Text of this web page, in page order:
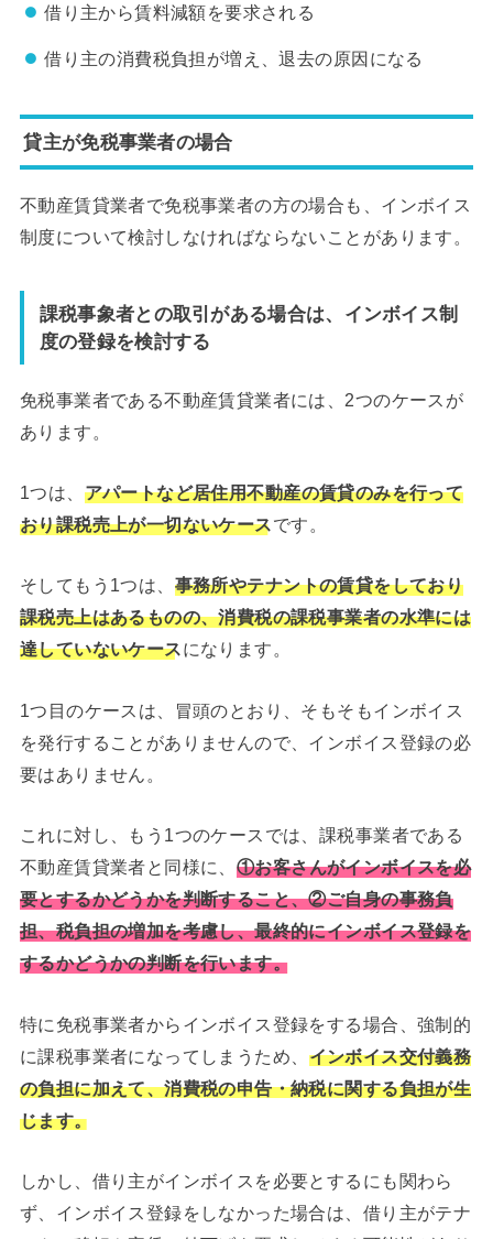
借り主から賃料減額を要求される
借り主の消費税負担が増え、退去の原因になる
貸主が免税事業者の場合
不動産賃貸業者で免税事業者の方の場合も、インボイス
制度について検討しなければならないことがあります。
課税事象者との取引がある場合は、インボイス制
度の登録を検討する
免税事業者である不動産賃貸業者には、2つのケースが
あります。
1つは、 アパートなど居住用不動産の賃貸のみを行って
おり課税売上が一切ないケースです。
そしてもう1つは、 事務所やテナントの賃貸をしており
課税売上はあるものの、消費税の課税事業者の水準には
達していないケースになります。
1つ目のケースは、冒頭のとおり、そもそもインボイス
を発行することがありませんので、インボイス登録の必
要はありません。
これに対し、もう1つのケースでは、課税事業者である
不動産賃貸業者と同様に、 ①お客さんがインボイスを必
要とするかどうかを判断すること、②ご自身の事務負
担、税負担の増加を考慮し、最終的にインボイス登録を
するかどうかの判断を行います。
特に免税事業者からインボイス登録をする場合、強制的
に課税事業者になってしまうため、 インボイス交付義務
の負担に加えて、消費税の申告・納税に関する負担が生
じます。
しかし、借り主がインボイスを必要とするにも関わら
ず、インボイス登録をしなかった場合は、借り主がテナ